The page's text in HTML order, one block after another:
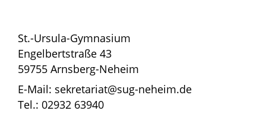
St.-Ursula-Gymnasium
Engelbertstraße 43
59755 Arnsberg-Neheim
E-Mail: sekretariat@sug-neheim.de
Tel.: 02932 63940